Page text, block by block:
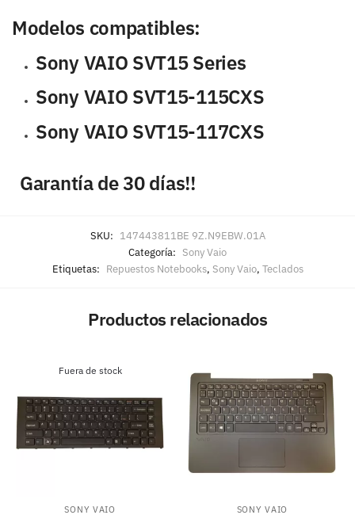
Modelos compatibles:
Sony VAIO SVT15 Series
Sony VAIO SVT15-115CXS
Sony VAIO SVT15-117CXS
Garantía de 30 días!!
SKU: 147443811BE 9Z.N9EBW.01A
Categoría: Sony Vaio
Etiquetas: Repuestos Notebooks, Sony Vaio, Teclados
Productos relacionados
Fuera de stock
SONY VAIO SONY VAIO